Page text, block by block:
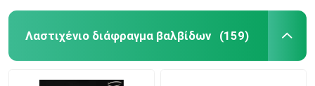
Λαστιχένιο διάφραγμα βαλβίδων (159)